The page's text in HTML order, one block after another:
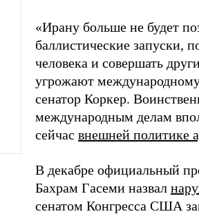
«Ирану больше не будет
баллистические запуски,
человека и совершать
угрожают
сенатор Коркер.
международным делам
сейчас внешней политике
В декабре официальный
Бахрам Гасеми назвал
сенатом Конгресса США